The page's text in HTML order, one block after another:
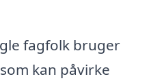
fagfolk bruger
kan påvirke